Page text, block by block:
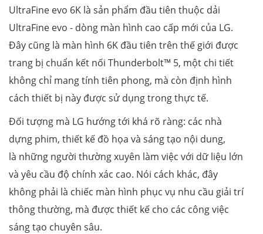
UltraFine evo 6K là sản phẩm đầu tiên thuộc dải
UltraFine evo - dòng màn hình cao cấp mới của LG.
Đây cũng là màn hình 6K đầu tiên trên thế giới được
trang bị chuẩn kết nối Thunderbolt™ 5, một chi tiết
không chỉ mang tính tiên phong, mà còn định hình
cách thiết bị này được sử dụng trong thực tế.
Đối tượng mà LG hướng tới khá rõ ràng: các nhà
dựng phim, thiết kế đồ họa và sáng tạo nội dung,
là những người thường xuyên làm việc với dữ liệu lớn
và yêu cầu độ chính xác cao. Nói cách khác, đây
không phải là chiếc màn hình phục vụ nhu cầu giải trí
thông thường, mà được thiết kế cho các công việc
sáng tạo chuyên sâu.